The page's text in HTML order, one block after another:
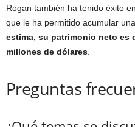
Rogan también ha tenido éxito
que le ha permitido acumular
estima, su patrimonio neto es
millones de dólares
Preguntas